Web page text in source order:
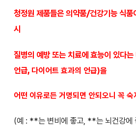
청정원 제품들은 의약품/건강기능 식품
시
질병의 예방 또는 치료에 효능이 있다는
언급, 다이어트 효과의 언급)을
어떤 이유로든 거명되면 안되오니 꼭 숙
(예 : **는 변비에 좋고, **는 뇌건강에